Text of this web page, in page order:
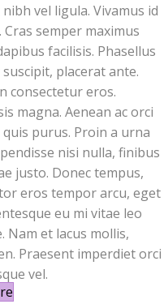
vel ligula. Vivamus id
semper maximus
facilisis. Phasellus
placerat ante.
consectetur eros.
magna. Aenean ac orci
purus. Proin a urna
nisi nulla, finibus
justo. Donec tempus,
eros tempor arcu, eget
eu mi vitae leo
Nam et lacus mollis,
Praesent imperdiet orci
vel.